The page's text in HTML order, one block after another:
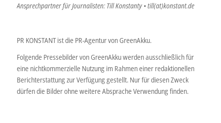
Ansprechpartner für Journalisten: Till Konstanty • till(at)konstant.de
PR KONSTANT ist die PR-Agentur von GreenAkku.
Folgende Pressebilder von GreenAkku werden ausschließlich für
eine nichtkommerzielle Nutzung im Rahmen einer redaktionellen
Berichterstattung zur Verfügung gestellt. Nur für diesen Zweck
dürfen die Bilder ohne weitere Absprache Verwendung finden.